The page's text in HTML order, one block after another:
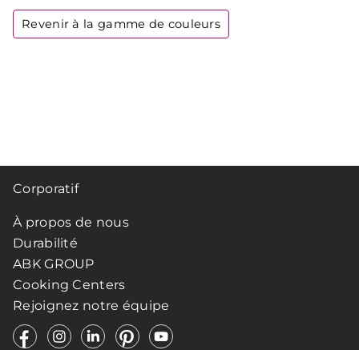
Revenir à la gamme de couleurs
Corporatif
À propos de nous
Durabilité
ABK GROUP
Cooking Centers
Rejoignez notre équipe